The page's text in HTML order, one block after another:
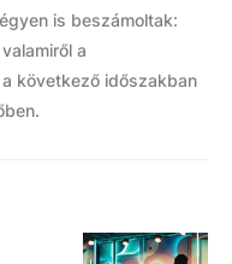
is beszámoltak:
a
következő időszakban